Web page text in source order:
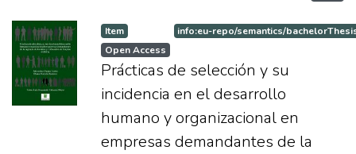
Item
Open Access
info:eu-repo/semantics/
Prácticas de selección y su
incidencia en el desarrollo
humano y organizacional en
empresas demandantes de la